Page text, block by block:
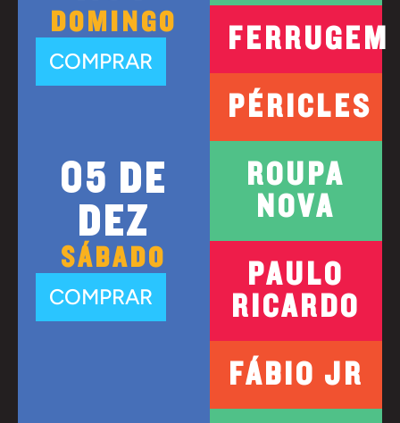
DOMINGO
COMPRAR
PÉRICLES
FERRUGEM
05 DE
DEZ
SÁBADO
COMPRAR
FÁBIO JR
ROUPA
NOVA
PAULO
RICARDO